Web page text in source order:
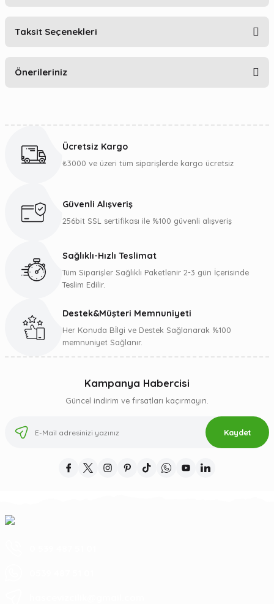
Taksit Seçenekleri
Önerileriniz
Görüş ve önerileriniz için teşekkür ederiz.
Ürün bilgilerinde hatalar bulunuyor.
Gönder
Ücretsiz Kargo
₺3000 ve üzeri tüm siparişlerde kargo ücretsiz
Güvenli Alışveriş
256bit SSL sertifikası ile %100 güvenli alışveriş
Sağlıklı-Hızlı Teslimat
Tüm Siparişler Sağlıklı Paketlenir 2-3 gün İçerisinde
Teslim Edilir.
Destek&Müşteri Memnuniyeti
Her Konuda Bİlgi ve Destek Sağlanarak %100
memnuniyet Sağlanır.
Kampanya Habercisi
Güncel indirim ve fırsatları kaçırmayın.
Kaydet